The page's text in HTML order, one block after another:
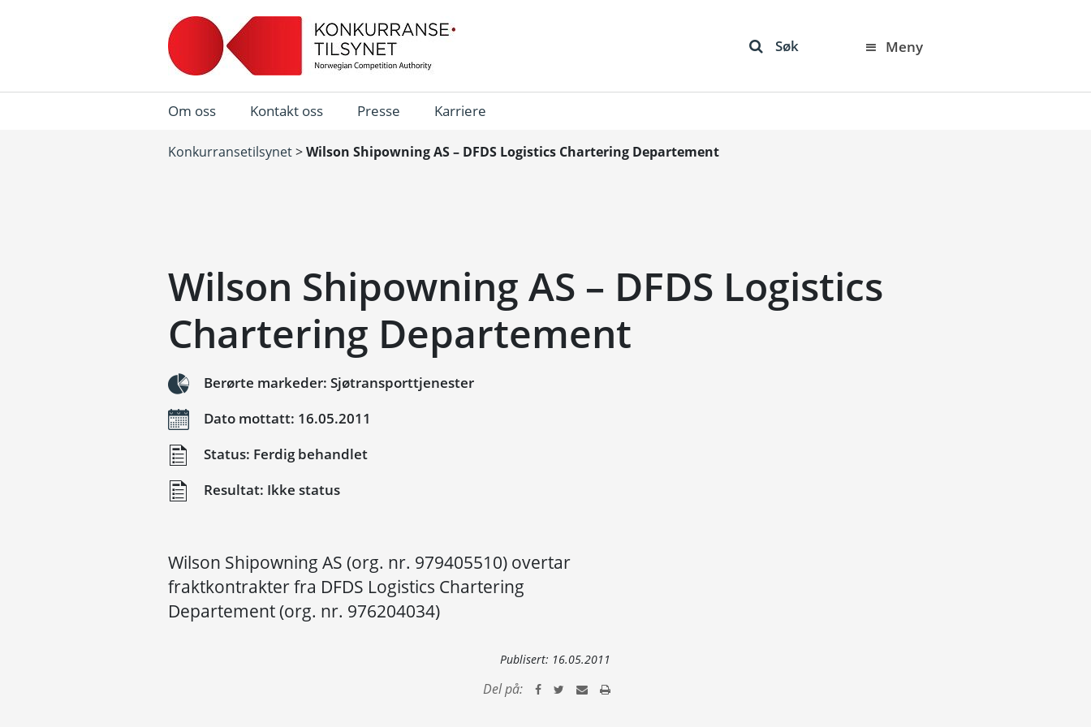
Søk Meny
Om oss Kontakt oss Presse Karriere
Konkurransetilsynet>Wilson Shipowning AS – DFDS Logistics Chartering Departement
Wilson Shipowning AS – DFDS Logistics
Chartering Departement
Berørte markeder: Sjøtransporttjenester
Dato mottatt: 16.05.2011
Status: Ferdig behandlet
Resultat: Ikke status
Wilson Shipowning AS (org. nr. 979405510) overtar
fraktkontrakter fra DFDS Logistics Chartering
Departement (org. nr. 976204034)
Publisert: 16.05.2011
Del på: